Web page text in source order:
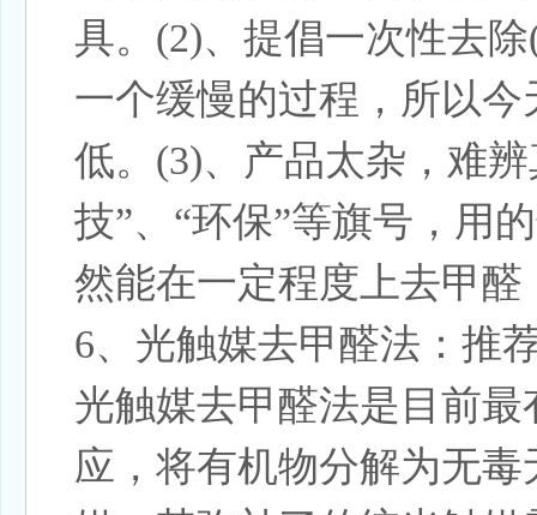
具。(2)、提倡一次性去
一个缓慢的过程，所以
低。(3)、产品太杂，难
技”、“环保”等旗号，用
然能在一定程度上去甲
6、光触媒去甲醛法：推
光触媒去甲醛法是目前
应，将有机物分解为无